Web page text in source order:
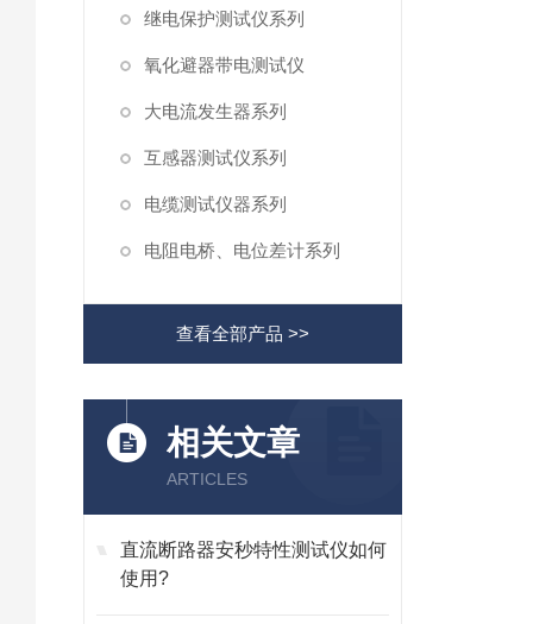
继电保护测试仪系列
氧化避器带电测试仪
大电流发生器系列
互感器测试仪系列
电缆测试仪器系列
电阻电桥、电位差计系列
查看全部产品 >>
相关文章
ARTICLES
直流断路器安秒特性测试仪如何
使用?